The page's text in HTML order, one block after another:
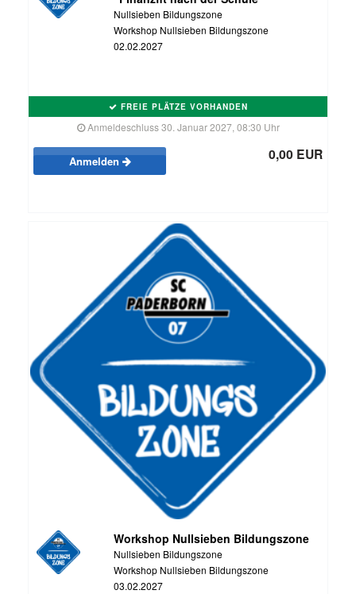
Nullsieben Bildungszone
Workshop Nullsieben Bildungszone
02.02.2027
FREIE PLÄTZE VORHANDEN
Anmeldeschluss 30. Januar 2027, 08:30 Uhr
Anmelden 0,00 EUR
Workshop Nullsieben Bildungszone
Nullsieben Bildungszone
Workshop Nullsieben Bildungszone
03.02.2027